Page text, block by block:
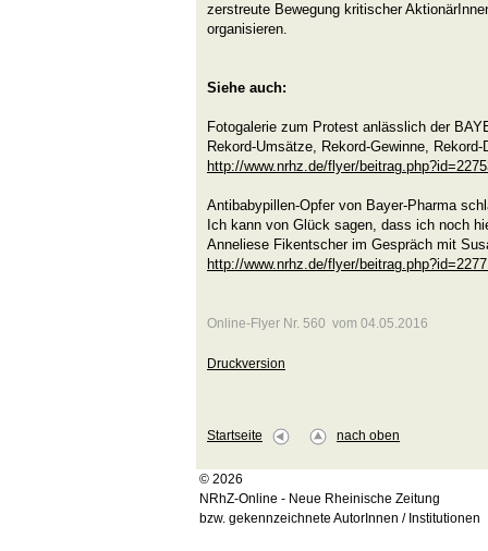
zerstreute Bewegung kritischer
organisieren.
Siehe auch:
Fotogalerie zum Protest anlässlich der
Rekord-Umsätze, Rekord-Gewinne, Rekord-
http://www.nrhz.de/flyer/
Antibabypillen-Opfer von Bayer-Pharma
Ich kann von Glück sagen, dass ich noch
Anneliese Fikentscher im Gespräch mit
http://www.nrhz.de/flyer/
Online-Flyer Nr. 560 vom 04.05.2016
Druckversion
Startseite nach oben
© 2026
NRhZ-Online - Neue Rheinische Zeitung
bzw. gekennzeichnete AutorInnen / Institutionen